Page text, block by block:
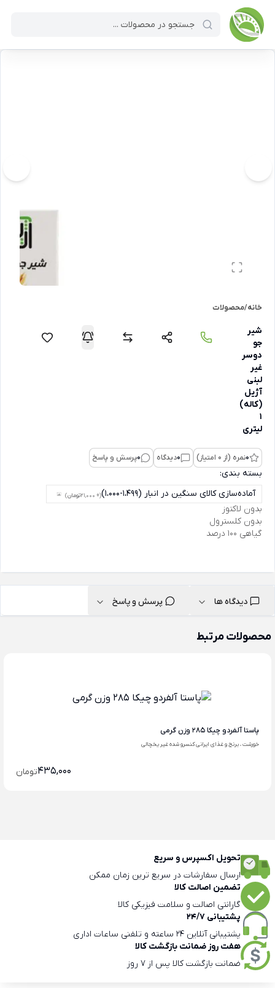
خانه/محصولات
شیر
جو
دوسر
غیر
لبنی
آژیل
(کاله)
1
لیتری
0نمره (از 0 امتیاز) 0دیدگاه 0پرسش و پاسخ
بدون لاکتوز
بدون کلسترول
گیاهی 100 درصد
بسته بندی:
آماده‌سازی کالای سنگین در انبار (1،499-1،000)
(+ 21,000 تومان)
دیدگاه ها پرسش و پاسخ
محصولات مرتبط
پاستا آلفردو چیکا 285 وزن گرمی
خورشت ، برنج و غذای ایرانی کنسرو شده غیر یخچالی
435,000تومان
تحویل اکسپرس و سریع
ارسال سفارشات در سریع ترین زمان ممکن
تضمین اصالت کالا
گارانتی اصالت و سلامت فیزیکی کالا
پشتیبانی 24/7
پشتیبانی آنلاین 24 ساعته و تلفنی ساعات اداری
هفت روز ضمانت بازگشت کالا
ضمانت بازگشت کالا پس از 7 روز